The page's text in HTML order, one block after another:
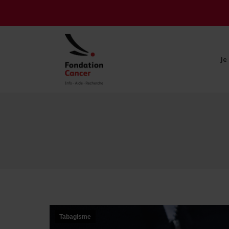
Tabagisme